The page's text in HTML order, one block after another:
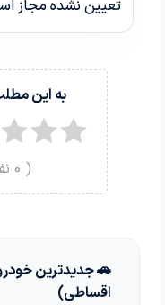
تعیین نشده مجاز
به این
(
0
🚗 جدیدترین
اقساطی)